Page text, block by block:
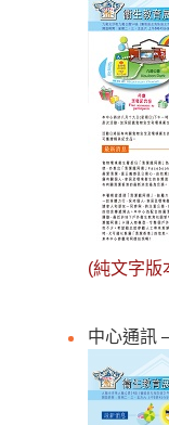
(純文字版
中心通訊